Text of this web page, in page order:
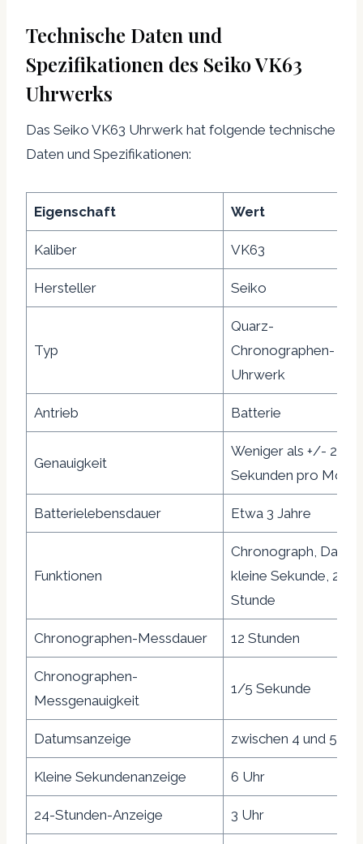
Technische Daten und
Spezifikationen des Seiko VK63
Uhrwerks
Das Seiko VK63 Uhrwerk hat folgende technische
Daten und Spezifikationen:
Eigenschaft Wert
Kaliber VK63
Hersteller Seiko
Typ
Quarz-
Chronographen-
Uhrwerk
Antrieb Batterie
Genauigkeit
Weniger als +/- 20
Sekunden pro Monat
Batterielebensdauer Etwa 3 Jahre
Funktionen
Chronograph,
kleine Sekunde, 24-
Stunde
Chronographen-Messdauer 12 Stunden
Chronographen-
Messgenauigkeit
1/5 Sekunde
Datumsanzeige zwischen 4 und 5 Uhr
Kleine Sekundenanzeige 6 Uhr
24-Stunden-Anzeige 3 Uhr